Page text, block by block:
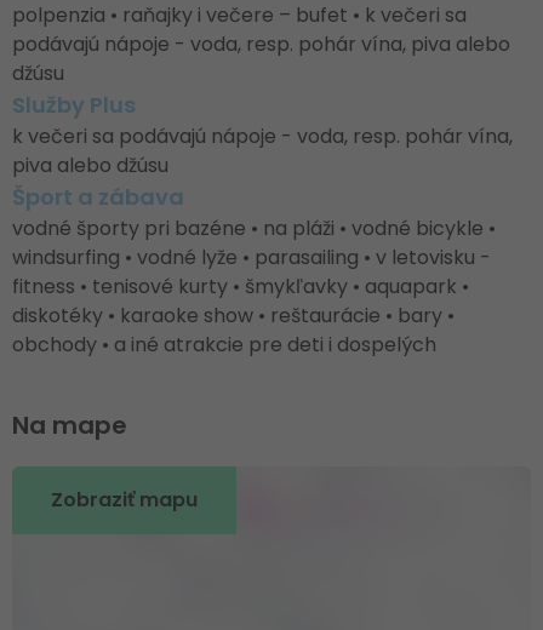
polpenzia • raňajky i večere – bufet • k večeri sa
podávajú nápoje - voda, resp. pohár vína, piva alebo
džúsu
Služby Plus
k večeri sa podávajú nápoje - voda, resp. pohár vína,
piva alebo džúsu
Šport a zábava
vodné športy pri bazéne • na pláži • vodné bicykle •
windsurfing • vodné lyže • parasailing • v letovisku -
fitness • tenisové kurty • šmykľavky • aquapark •
diskotéky • karaoke show • reštaurácie • bary •
obchody • a iné atrakcie pre deti i dospelých
Na mape
Zobraziť mapu